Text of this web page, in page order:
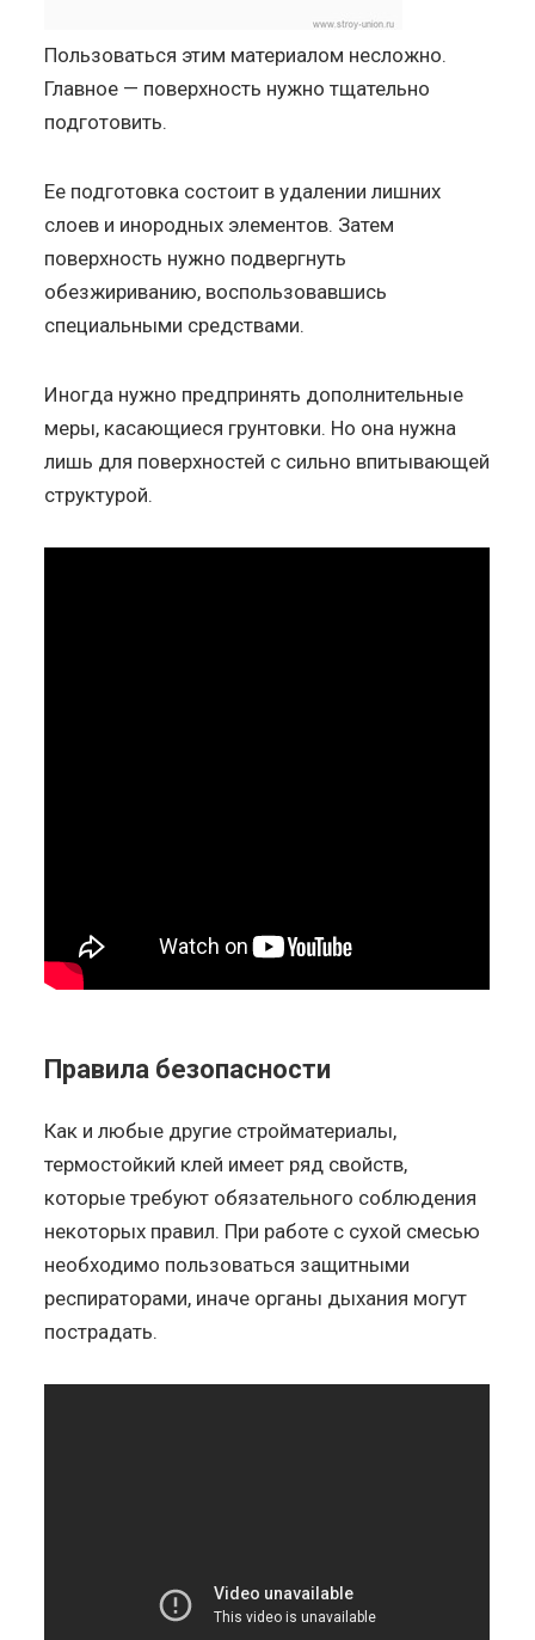
Пользоваться этим материалом несложно.
Главное — поверхность нужно тщательно
подготовить.
Ее подготовка состоит в удалении лишних
слоев и инородных элементов. Затем
поверхность нужно подвергнуть
обезжириванию, воспользовавшись
специальными средствами.
Иногда нужно предпринять дополнительные
меры, касающиеся грунтовки. Но она нужна
лишь для поверхностей с сильно впитывающей
структурой.
Правила безопасности
Как и любые другие стройматериалы,
термостойкий клей имеет ряд свойств,
которые требуют обязательного соблюдения
некоторых правил. При работе с сухой смесью
необходимо пользоваться защитными
респираторами, иначе органы дыхания могут
пострадать.